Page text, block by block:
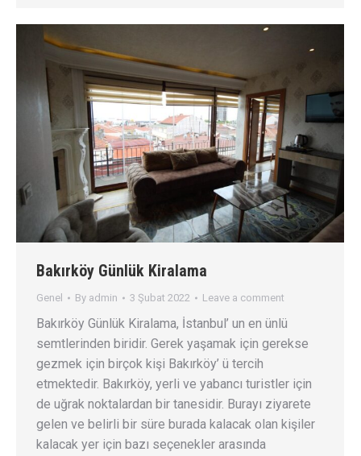
Bakırköy Günlük Kiralama
Genel By admin 3 Şubat 2022 Leave a comment
Bakırköy Günlük Kiralama, İstanbul’ un en ünlü
semtlerinden biridir. Gerek yaşamak için gerekse
gezmek için birçok kişi Bakırköy’ ü tercih
etmektedir. Bakırköy, yerli ve yabancı turistler için
de uğrak noktalardan bir tanesidir. Burayı ziyarete
gelen ve belirli bir süre burada kalacak olan kişiler
kalacak yer için bazı seçenekler arasında